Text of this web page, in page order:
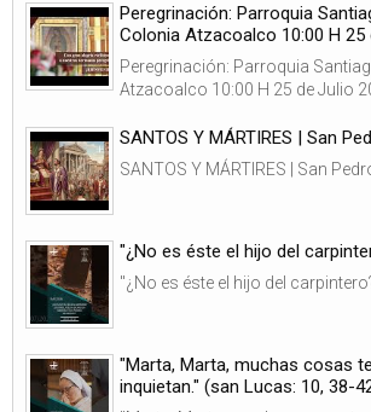
Peregrinación: Parroquia
Colonia Atzacoalco 10:00 H 25
Peregrinación: Parroquia
Atzacoalco 10:00 H 25 de Julio
SANTOS Y MÁRTIRES | San
SANTOS Y MÁRTIRES | San
"¿No es éste el hijo del
"¿No es éste el hijo del
"Marta, Marta, muchas cosas
inquietan." (san Lucas: 10, 38-